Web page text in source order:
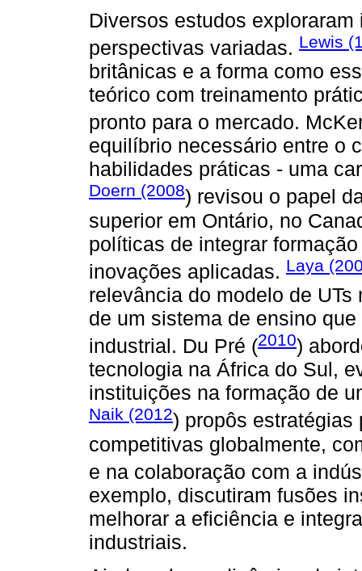
Diversos estudos
perspectivas variadas. Lewis
britânicas e a forma como
teórico com treinamento
pronto para o mercado.
equilíbrio necessário entre o
habilidades práticas - uma
Doern (2008) revisou o papel
superior em Ontário, no
políticas de integrar
inovações aplicadas. Laya
relevância do modelo de
de um sistema de ensino
industrial. Du Pré (2010)
tecnologia na África do Sul,
instituições na formação de
Naik (2012) propôs estratégias
competitivas globalmente,
e na colaboração com a
exemplo, discutiram fusões
melhorar a eficiência e
industriais.